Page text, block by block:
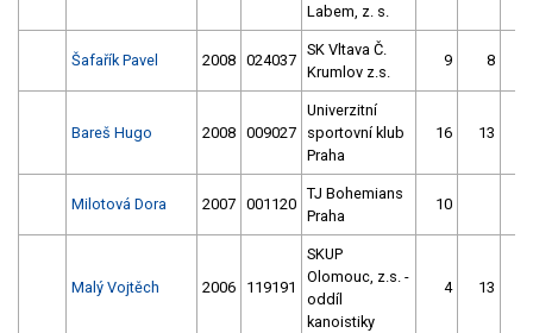
Labem, z. s.
Šafařík Pavel 2008 024037
SK Vltava Č.
Krumlov z.s.
9 8
Bareš Hugo 2008 009027
Univerzitní
sportovní klub
Praha
16 13
Milotová Dora 2007 001120
TJ Bohemians
Praha
10
Malý Vojtěch 2006 119191
SKUP
Olomouc, z.s. -
oddíl
kanoistiky
4 13